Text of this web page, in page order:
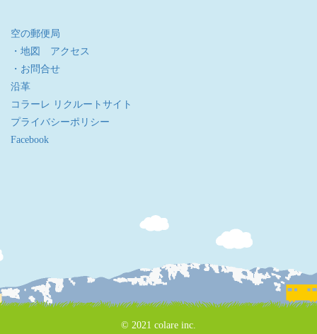
空の郵便局
・地図 アクセス
・お問合せ
沿革
コラーレ リクルートサイト
プライバシーポリシー
Facebook
© 2021 colare inc.